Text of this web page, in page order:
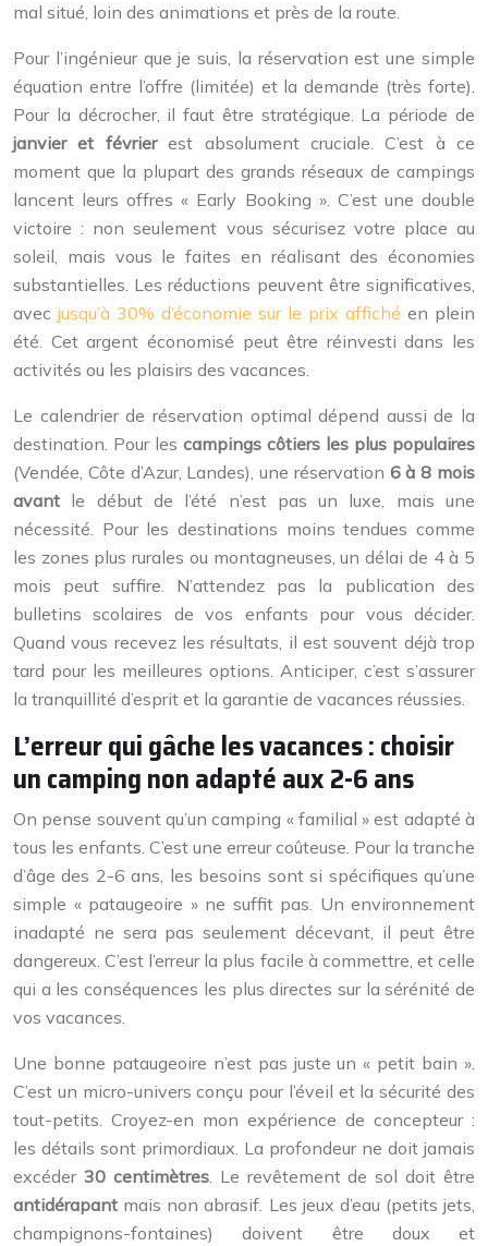
mal situé, loin des animations et près de la route.
Pour l’ingénieur que je suis, la réservation est une simple
équation entre l’offre (limitée) et la demande (très forte).
Pour la décrocher, il faut être stratégique. La période de
janvier et févrierest absolument cruciale. C’est à ce
moment que la plupart des grands réseaux de campings
lancent leurs offres « Early Booking ». C’est une double
victoire : non seulement vous sécurisez votre place au
soleil, mais vous le faites en réalisant des économies
substantielles. Les réductions peuvent être significatives,
avec jusqu’à 30% d’économie sur le prix affiché en plein
été. Cet argent économisé peut être réinvesti dans les
activités ou les plaisirs des vacances.
Le calendrier de réservation optimal dépend aussi de la
destination. Pour les campings côtiers les plus populaires
(Vendée, Côte d’Azur, Landes), une réservation 6 à 8 mois
avant le début de l’été n’est pas un luxe, mais une
nécessité. Pour les destinations moins tendues comme
les zones plus rurales ou montagneuses, un délai de 4 à 5
mois peut suffire. N’attendez pas la publication des
bulletins scolaires de vos enfants pour vous décider.
Quand vous recevez les résultats, il est souvent déjà trop
tard pour les meilleures options. Anticiper, c’est s’assurer
la tranquillité d’esprit et la garantie de vacances réussies.
L’erreur qui gâche les vacances : choisir
un camping non adapté aux 2-6 ans
On pense souvent qu’un camping « familial » est adapté à
tous les enfants. C’est une erreur coûteuse. Pour la tranche
d’âge des 2-6 ans, les besoins sont si spécifiques qu’une
simple « pataugeoire » ne suffit pas. Un environnement
inadapté ne sera pas seulement décevant, il peut être
dangereux. C’est l’erreur la plus facile à commettre, et celle
qui a les conséquences les plus directes sur la sérénité de
vos vacances.
Une bonne pataugeoire n’est pas juste un « petit bain ».
C’est un micro-univers conçu pour l’éveil et la sécurité des
tout-petits. Croyez-en mon expérience de concepteur :
les détails sont primordiaux. La profondeur ne doit jamais
excéder 30 centimètres. Le revêtement de sol doit être
antidérapant mais non abrasif. Les jeux d’eau (petits jets,
champignons-fontaines) doivent être doux et